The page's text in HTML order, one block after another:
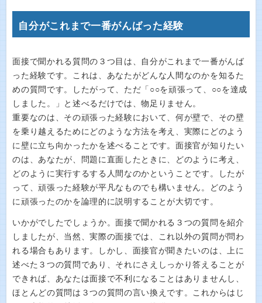
自分がこれまで一番がんばった経験
面接で聞かれる質問の３つ目は、自分がこれまで一番がんば
った経験です。これは、あなたがどんな人間なのかを知るた
めの質問です。したがって、ただ「○○を頑張って、○○を達成
しました。」と述べるだけでは、物足りません。
重要なのは、その頑張った経験において、何が壁で、その壁
を乗り越えるためにどのような方法を考え、実際にどのよう
に壁に立ち向かったかを述べることです。面接官が知りたい
のは、あなたが、問題に直面したときに、どのように考え、
どのように実行するする人間なのかということです。したが
って、頑張った経験が平凡なものでも構いません。どのよう
に頑張ったのかを論理的に説明することが大切です。
いかがでしたでしょうか。面接で聞かれる３つの質問を紹介
しましたが、当然、実際の面接では、これ以外の質問が問わ
れる場合もあります。しかし、面接官が聞きたいのは、上に
述べた３つの質問であり、それにさえしっかり答えることが
できれば、あなたは面接で不利になることはありませんし、
ほとんどの質問は３つの質問の言い換えです。これからはじ